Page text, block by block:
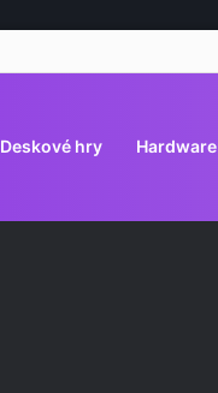
Deskové hry Hardware